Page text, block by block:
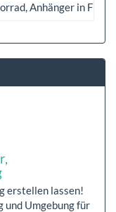
Anhänger in
erstellen lassen!
und Umgebung für